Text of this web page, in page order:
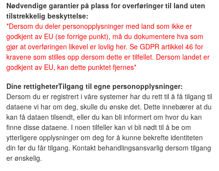
Nødvendige garantier på plass for overføringer til land uten
tilstrekkelig beskyttelse:
*Dersom du deler personopplysninger med land som ikke er
godkjent av EU (se forrige punkt), må du dokumentere hva som
gjør at overføringen likevel er lovlig her. Se GDPR artikkel 46 for
kravene som stilles opp dersom dette er tilfellet. Dersom landet er
godkjent av EU, kan dette punktet fjernes*
Dine rettigheterTilgang til egne personopplysninger:
Dersom du er registrert i våre systemer har du rett til å få tilgang til
dataene vi har om deg, skulle du ønske det. Dette innebærer at du
kan få dataen tilsendt, eller du kan bli informert om hvor du kan
finne disse dataene. I noen tilfeller kan vi bli nødt til å be om
ytterligere opplysninger om deg for å kunne bekrefte identiteten
din før du får tilgang. Kontakt behandlingsansvarlig dersom tilgang
er ønskelig.